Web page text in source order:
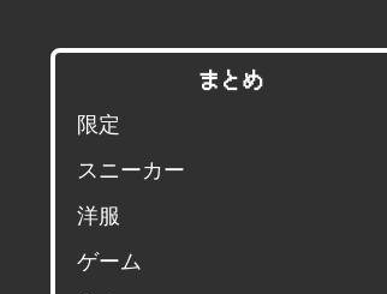
まとめ
限定
スニーカー
洋服
ゲーム